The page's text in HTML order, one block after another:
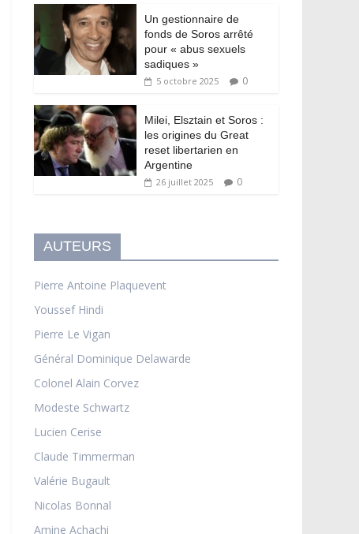
Un gestionnaire de
fonds de Soros arrêté
pour « abus sexuels
sadiques »
5 octobre 2025 0
Milei, Elsztain et Soros :
les origines du Great
reset libertarien en
Argentine
26 juillet 2025 0
AUTEURS
Pierre Antoine Plaquevent
Youssef Hindi
Pierre Le Vigan
Général Dominique Delawarde
Colonel Alain Corvez
Modeste Schwartz
Lucien Cerise
Claude Timmerman
Valérie Bugault
Nicolas Bonnal
Amine Achachi